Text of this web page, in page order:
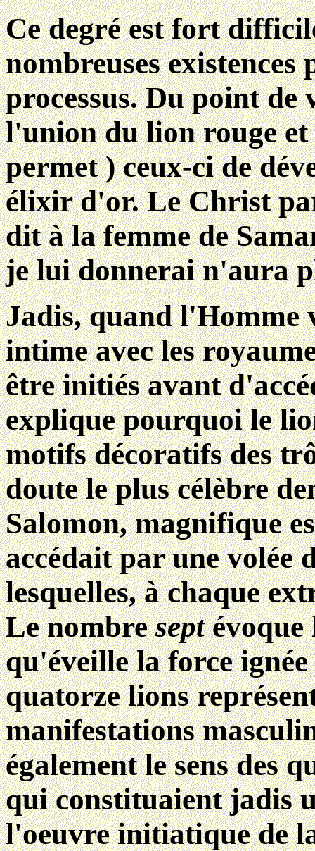
Ce degré est fort
nombreuses
processus. Du point de
l'union du lion rouge
permet ) ceux-ci de
élixir d'or. Le Christ
dit à la femme de
je lui donnerai n'aura
Jadis, quand l'Homme
intime avec les
être initiés avant
explique pourquoi le
motifs décoratifs des
doute le plus célèbre
Salomon, magnifique
accédait par une volée
lesquelles, à chaque
Le nombreseptévoque
qu'éveille la force
quatorze lions
manifestations
également le sens des
qui constituaient jadis
l'oeuvre initiatique de